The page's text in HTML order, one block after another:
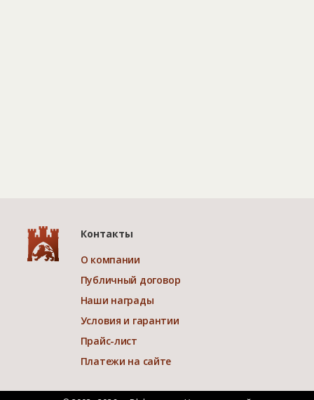
Контакты
О компании
Публичный договор
Наши награды
Условия и гарантии
Прайс-лист
Платежи на сайте